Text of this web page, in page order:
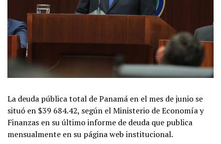
La deuda pública total de Panamá en el mes de junio se
situó en $39 684.42, según el Ministerio de Economía y
Finanzas en su último informe de deuda que publica
mensualmente en su página web institucional.